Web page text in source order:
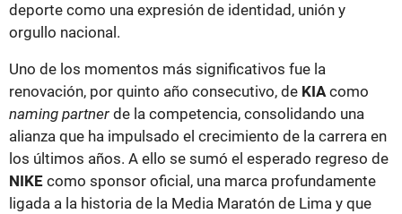
deporte como una expresión de identidad, unión y
orgullo nacional.
Uno de los momentos más significativos fue la
renovación, por quinto año consecutivo, de KIAcomo
naming partner de la competencia, consolidando una
alianza que ha impulsado el crecimiento de la carrera en
los últimos años. A ello se sumó el esperado regreso de
NIKE como sponsor oficial, una marca profundamente
ligada a la historia de la Media Maratón de Lima y que